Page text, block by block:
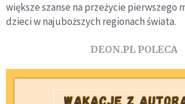
większe szanse na przeżycie pierwszego
dzieci w najuboższych regionach świata.
DEON.PL POLECA